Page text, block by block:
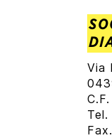
Via